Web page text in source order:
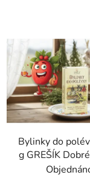
Bylinky do
g GREŠÍK